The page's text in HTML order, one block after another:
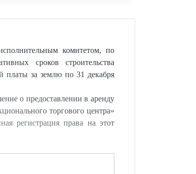
комитетом, по
сроков строительства
платы за землю по 31 декабря
о предоставлении в аренду
торгового центра»
регистрация права на этот